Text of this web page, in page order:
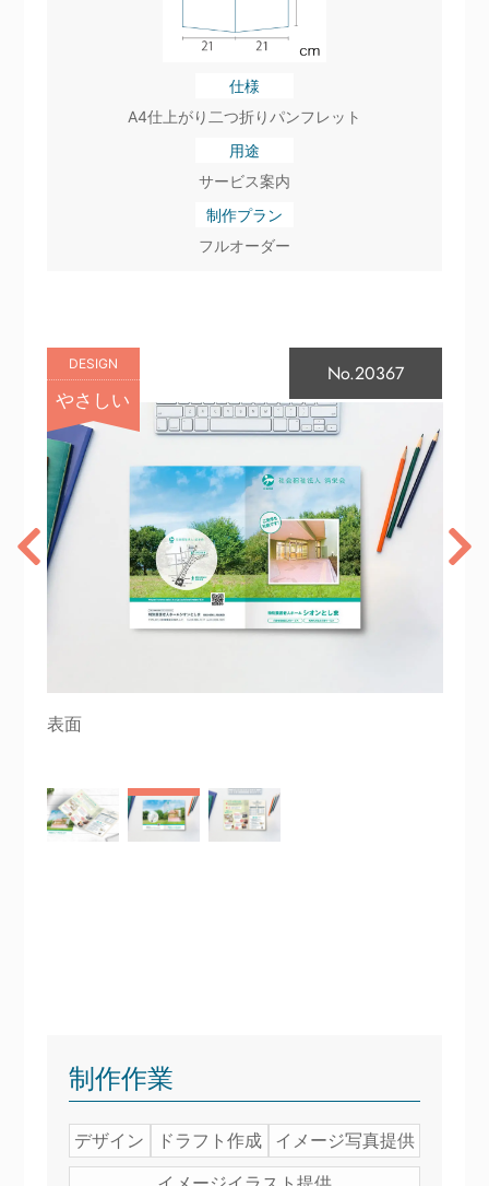
仕様
A4仕上がり二つ折りパンフレット
用途
サービス案内
制作プラン
フルオーダー
DESIGN
やさしい
No.20367
表面
制作作業
デザイン ドラフト作成
イメージ写真提供